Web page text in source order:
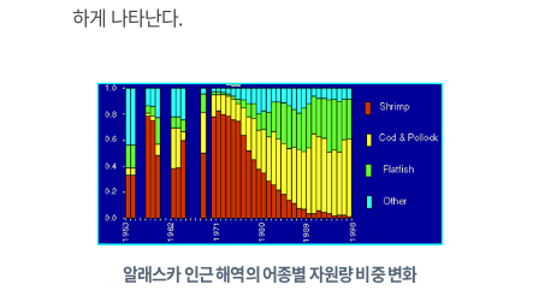
하게 나타난다.
알래스카 인근 해역의 어종별 자원량 비중 변화